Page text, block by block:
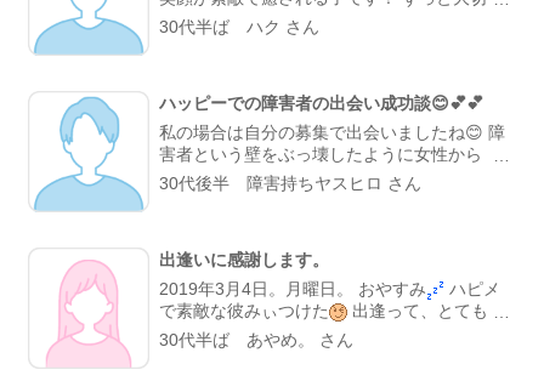
入籍しました。 今時の結婚の7割は、 サイト
での出会いなので 特に珍しいことではありま
おかげなんでしょうが(笑)
していきたいと強く思える子なんです😊 ハピ
メは皆様の日記を拝見する事と、自分の日記を
30代半ば ハク さん
ハッピーでの障害者の出会い成功談😊💕💕
私の場合は自分の募集で出会いましたね😊 障
害者という壁をぶっ壊したように女性から プ
ロフィールを見ました。 女性「言語障害って
喋れないの？」 私「そうですね。私の募集で
働いていますよ。」 女性「それに喋れないだ
けで身体とか歩けるんだよね？」 私「大丈夫
ですよ。身体も歩けますよ。」 というメール
やりとりではじまり 1度はメールをしない時が
ありました。 女性がプロフィールをよく見て
30代後半 障害持ちヤスヒロ さん
出逢いに感謝します。
2019年3月4日。月曜日。 おやすみ
ハピメ
で素敵な彼みぃつけた
出逢って、とても充
実しています
先日、初めて日帰りで朝から
ゆっくり色んな所へデートしました
30代半ば あやめ。 さん